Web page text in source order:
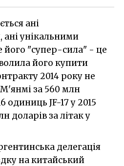
ані
унікальними
його "супер-сила" - це
його купити
2014 року не
за 560 млн
одиниць JF-17 у 2015
доларів за літак у
делегація
на китайський